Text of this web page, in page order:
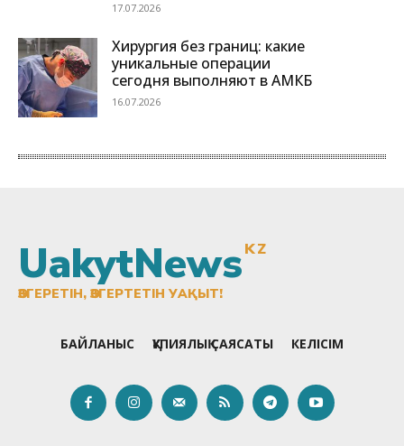
UakytNewsKZ
ӨЗГЕРЕТІН, ӨЗГЕРТЕТІН УАҚЫТ!
БАЙЛАНЫС ҚҰПИЯЛЫҚ САЯСАТЫ КЕЛІСІМ